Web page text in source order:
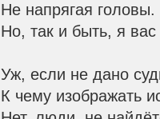
Не напрягая головы.
Но, так и быть, я
Уж, если не дано
К чему изображать